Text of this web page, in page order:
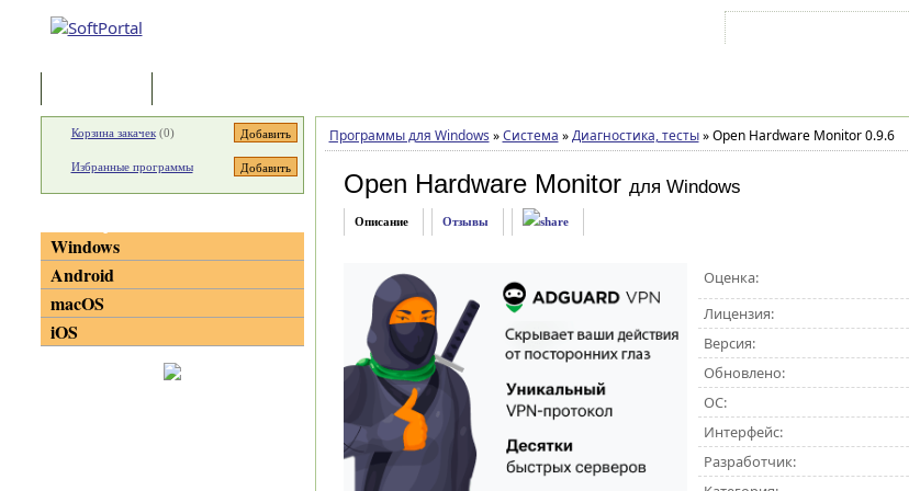
Программы для Windows » Система » Диагностика, тесты »Open Hardware Monitor 0.9.6
Open Hardware Monitor для Windows
Описание Отзывы
Оценка:
Лицензия:
Версия:
Обновлено:
ОС:
Интерфейс:
Разработчик:
Корзина закачек(0)
Избранные программы
Windows
Android
macOS
iOS